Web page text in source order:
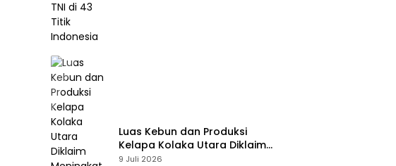
Luas Kebun dan Produksi
Kelapa Kolaka Utara Diklaim
Meningkat, Pemda Tawarkan
9 Juli 2026